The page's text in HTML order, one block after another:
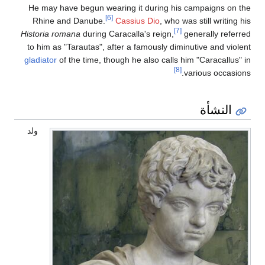
He may have begun wearing it during his campaigns on the
Rhine and Danube.
[6] Cassius Dio , who was still writing his
Historia romana during Caracalla's reign, [7] generally referred
to him as "Tarautas", after a famously diminutive and violent
gladiator of the time, though he also calls him "Caracallus" in
various occasions.
[8]
النشأة
ولد